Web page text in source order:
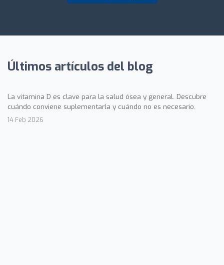
Últimos artículos del blog
La vitamina D es clave para la salud ósea y general. Descubre
cuándo conviene suplementarla y cuándo no es necesario.
14 Feb 2026